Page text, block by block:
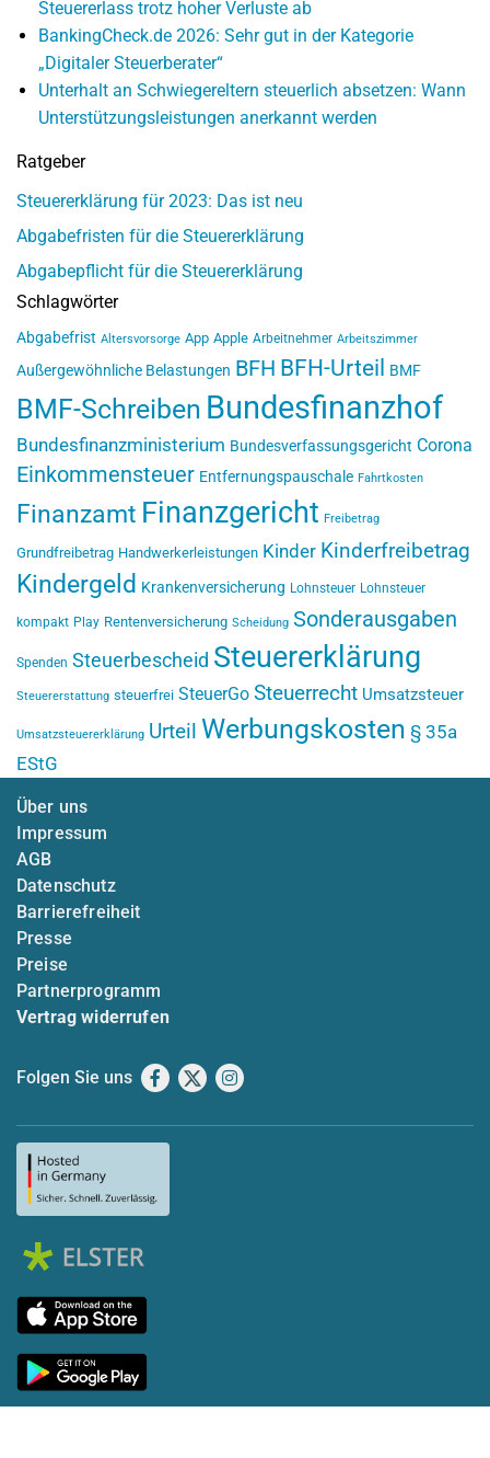
Steuererlass trotz hoher Verluste ab
BankingCheck.de 2026: Sehr gut in der Kategorie
„Digitaler Steuerberater“
Unterhalt an Schwiegereltern steuerlich absetzen: Wann
Unterstützungsleistungen anerkannt werden
Ratgeber
Steuererklärung für 2023: Das ist neu
Abgabefristen für die Steuererklärung
Abgabepflicht für die Steuererklärung
Schlagwörter
Abgabefrist Altersvorsorge App Apple Arbeitnehmer Arbeitszimmer
Außergewöhnliche Belastungen BFH BFH-Urteil BMF
BMF-Schreiben Bundesfinanzhof
Bundesfinanzministerium Bundesverfassungsgericht Corona
Einkommensteuer Entfernungspauschale Fahrtkosten
Finanzamt Finanzgericht Freibetrag
Grundfreibetrag Handwerkerleistungen Kinder Kinderfreibetrag
Kindergeld Krankenversicherung Lohnsteuer Lohnsteuer
kompakt Play Rentenversicherung Scheidung Sonderausgaben
Spenden Steuerbescheid Steuererklärung
Steuererstattung steuerfrei SteuerGo Steuerrecht Umsatzsteuer
Umsatzsteuererklärung Urteil Werbungskosten § 35a
EStG
Über uns
Impressum
AGB
Datenschutz
Barrierefreiheit
Presse
Preise
Partnerprogramm
Vertrag widerrufen
Folgen Sie uns Facebook
X Instagram